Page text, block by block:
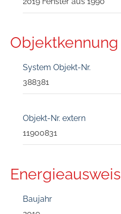
Objektkennung
System Objekt-Nr.
388381
Objekt-Nr. extern
11900831
Energieausweis
Baujahr